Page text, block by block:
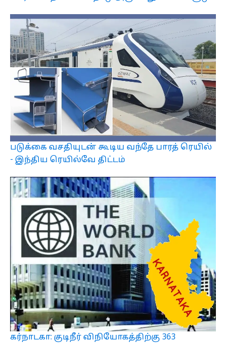
படுக்கை வசதியுடன் கூடிய வந்தே பாரத் ரெயில்
- இந்திய ரெயில்வே திட்டம்
கர்நாடகா: குடிநீர் விநியோகத்திற்கு 363